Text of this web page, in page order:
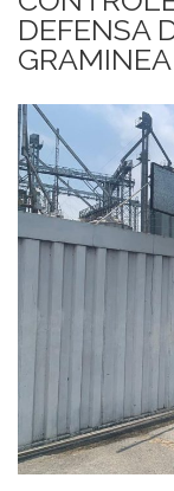
DEFENSA
GRAMINEA